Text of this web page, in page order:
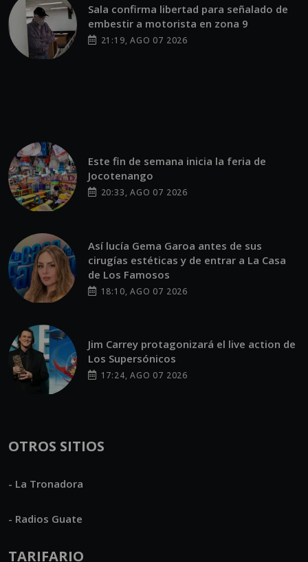
Sala confirma libertad para señalado de
embestir a motorista en zona 9
21:19, AGO 07 2026
Este fin de semana inicia la feria de
Jocotenango
20:33, AGO 07 2026
Así lucía Gema Garoa antes de sus
cirugías estéticas y de entrar a La Casa
de Los Famosos
18:10, AGO 07 2026
Jim Carrey protagonizará el live action de
Los Supersónicos
17:24, AGO 07 2026
OTROS SITIOS
- La Tronadora
- Radios Guate
TARIFARIO